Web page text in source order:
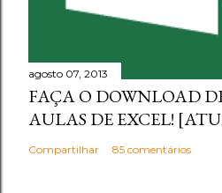
agosto 07, 2013
FAÇA O DOWNLOAD
AULAS DE EXCEL!
Compartilhar 85 comentários